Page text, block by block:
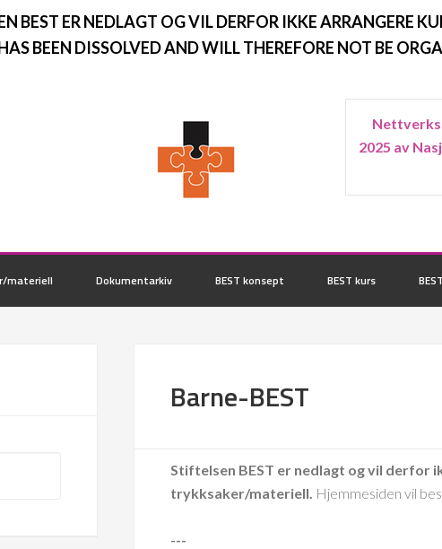
BEST ER NEDLAGT OG VIL DERFOR IKKE ARRANGERE
BEEN DISSOLVED AND WILL THEREFORE NOT BE
2025 av
materiell Dokumentarkiv BEST konsept BEST kurs
Barne-BEST
Stiftelsen BEST er nedlagt og vil derfor
trykksaker/materiell. Hjemmesiden vil
---